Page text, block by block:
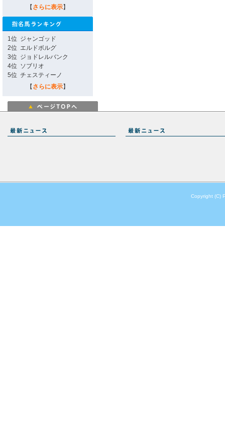
【 さらに表示】
1位 ジャンゴッド
2位 エルドボルグ
3位 ジョドレルバンク
4位 ソブリオ
5位 チェスティーノ
【 さらに表示】
Copyright (C)